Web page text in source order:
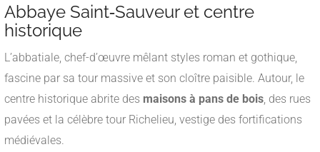
Abbaye Saint‑Sauveur et centre
historique
L’abbatiale, chef-d’œuvre mêlant styles roman et gothique,
fascine par sa tour massive et son cloître paisible. Autour, le
centre historique abrite des maisons à pans de bois , des rues
pavées et la célèbre tour Richelieu, vestige des fortifications
médiévales.